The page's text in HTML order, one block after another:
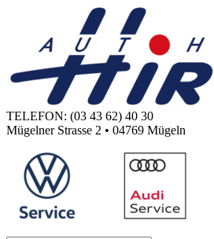
TELEFON: (03 43 62) 40 30
Mügelner Strasse 2 • 04769 Mügeln